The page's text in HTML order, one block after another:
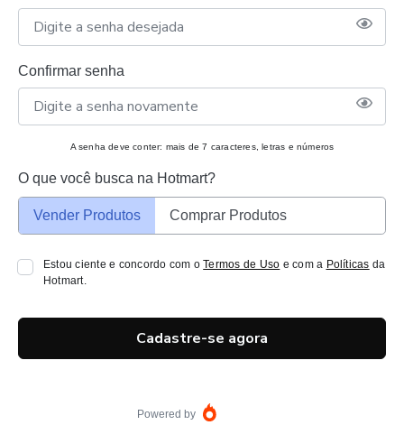
Confirmar senha
A senha deve conter: mais de 7 caracteres, letras e números
O que você busca na Hotmart?
Vender Produtos Comprar Produtos
Estou ciente e concordo com oTermos de Uso e com a Políticas da
Hotmart.
Cadastre-se agora
Powered by